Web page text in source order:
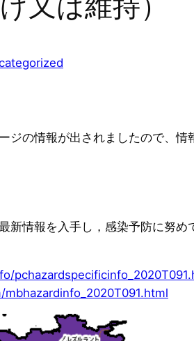
又は維持）
の情報が出されましたので、情
情報を入手し，感染予防に努め